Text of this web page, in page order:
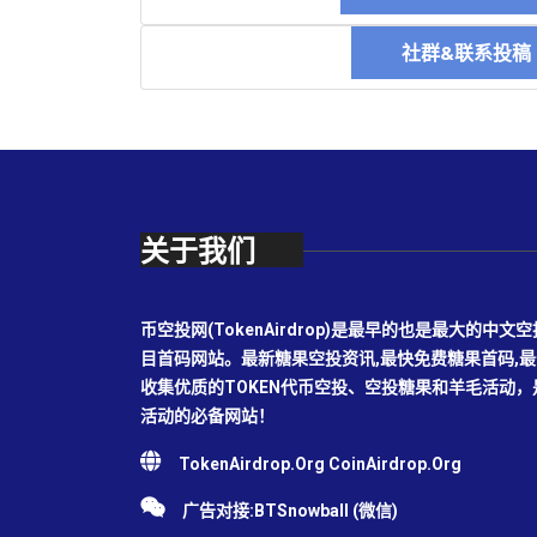
社群&联系投
关于我们
币空投网(TokenAirdrop)是最早的也是最大的中文
目首码网站。最新糖果空投资讯,最快免费糖果首码,
收集优质的TOKEN代币空投、空投糖果和羊毛活动
活动的必备网站！
TokenAirdrop.Org CoinAirdrop.Org
广告对接:BTSnowball (微信)